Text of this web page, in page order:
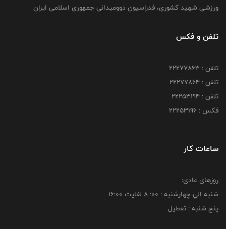
ورزشی شهید کشوری، فدراسیون دوومیدانی جمهوری اسلامی ایران
تلفن و فکس
تلفن : 22277863
تلفن : 22277864
تلفن : 22253194
فکس : 22253196
ساعات کار
روزهای عادی:
شنبه الي چهارشنبه : 00: 8 لغايت 16:00
پنج شنبه : تعطیل